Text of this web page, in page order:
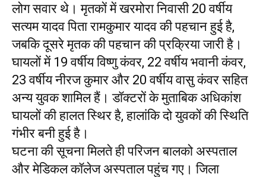
लोग सवार थे। मृतकों में खरमोरा निवासी 20 वर्षीय
सत्यम यादव पिता रामकुमार यादव की पहचान हुई है,
जबकि दूसरे मृतक की पहचान की प्रक्रिया जारी है।
घायलों में 19 वर्षीय विष्णु कंवर, 22 वर्षीय भवानी कंवर,
23 वर्षीय नीरज कुमार और 20 वर्षीय वासु कंवर सहित
अन्य युवक शामिल हैं। डॉक्टरों के मुताबिक अधिकांश
घायलों की हालत स्थिर है, हालांकि दो युवकों की स्थिति
गंभीर बनी हुई है।
घटना की सूचना मिलते ही परिजन बालको अस्पताल
और मेडिकल कॉलेज अस्पताल पहुंच गए। जिला